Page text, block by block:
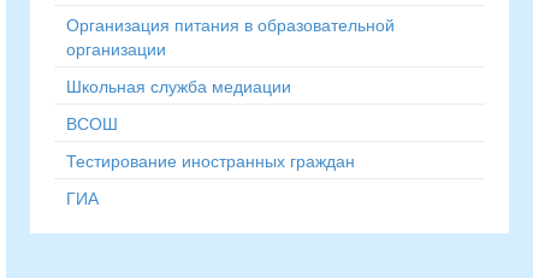
Организация питания в образовательной
организации
Школьная служба медиации
ВСОШ
Тестирование иностранных граждан
ГИА